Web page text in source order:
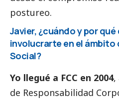
postureo.
Javier, ¿cuándo y por
involucrarte en el ámbito
Social?
Yo llegué a FCC en 2004,
de Responsabilidad